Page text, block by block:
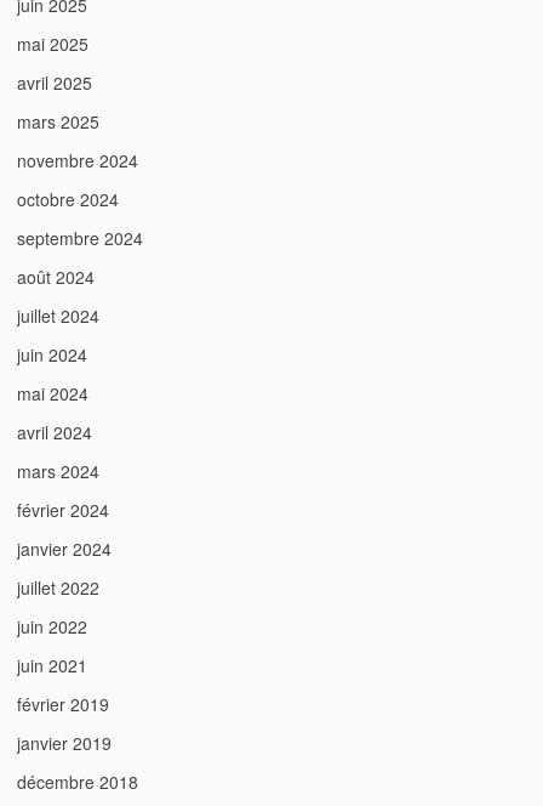
mai 2025
avril 2025
mars 2025
novembre 2024
octobre 2024
septembre 2024
août 2024
juillet 2024
juin 2024
mai 2024
avril 2024
mars 2024
février 2024
janvier 2024
juillet 2022
juin 2022
juin 2021
février 2019
janvier 2019
décembre 2018